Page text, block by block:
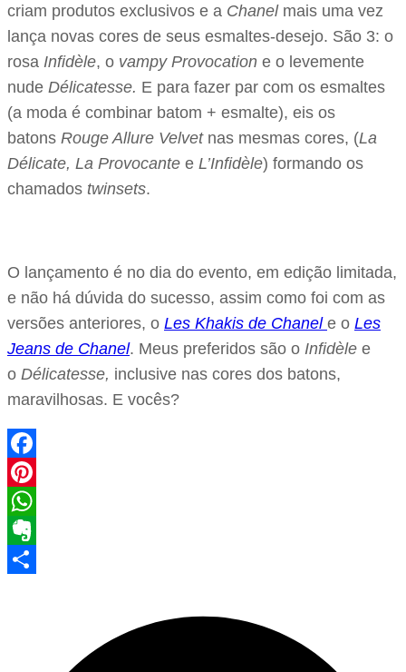
criam produtos exclusivos e a Chanelmais uma vez
lança novas cores de seus esmaltes-desejo. São 3: o
rosa Infidèle, o vampy Provocation e o levemente
nude Délicatesse. E para fazer par com os esmaltes
(a moda é combinar batom + esmalte), eis os
batons Rouge Allure Velvetnas mesmas cores, (La
Délicate, La Provocante e L’Infidèle) formando os
chamados twinsets.
O lançamento é no dia do evento, em edição limitada,
e não há dúvida do sucesso, assim como foi com as
versões anteriores, o Les Khakis de Chanel e o Les
Jeans de Chanel. Meus preferidos são o Infidèle e
o Délicatesse, inclusive nas cores dos batons,
maravilhosas. E vocês?
Facebook
Pinterest
WhatsApp
Evernote